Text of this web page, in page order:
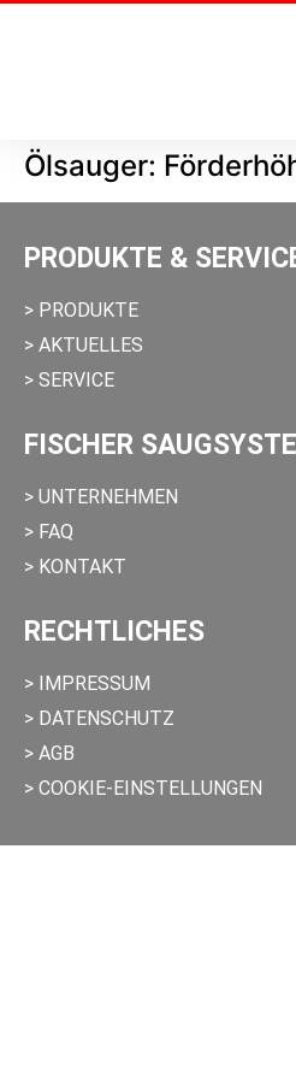
Ölsauger:
PRODUKTE &
> PRODUKTE
> AKTUELLES
> SERVICE
FISCHER
> UNTERNEHMEN
> FAQ
> KONTAKT
RECHTLICHES
> IMPRESSUM
> DATENSCHUTZ
> AGB
> COOKIE-EINSTELLUNGEN